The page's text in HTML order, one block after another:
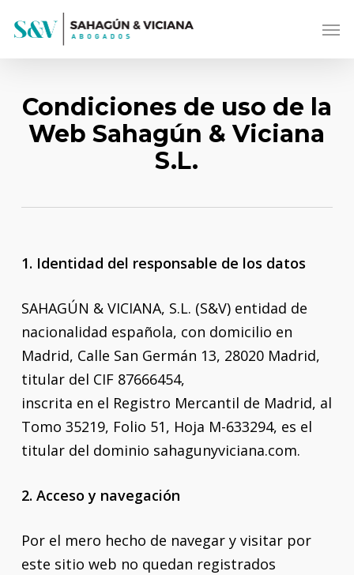
main
Condiciones de uso de la
Web Sahagún & Viciana
S.L.
1. Identidad del responsable de los datos
SAHAGÚN & VICIANA, S.L. (S&V) entidad de
nacionalidad española, con domicilio en
Madrid, Calle San Germán 13, 28020 Madrid,
titular del CIF 87666454,
inscrita en el Registro Mercantil de Madrid, al
Tomo 35219, Folio 51, Hoja M-633294, es el
titular del dominio sahagunyviciana.com.
2. Acceso y navegación
Por el mero hecho de navegar y visitar por
este sitio web no quedan registrados